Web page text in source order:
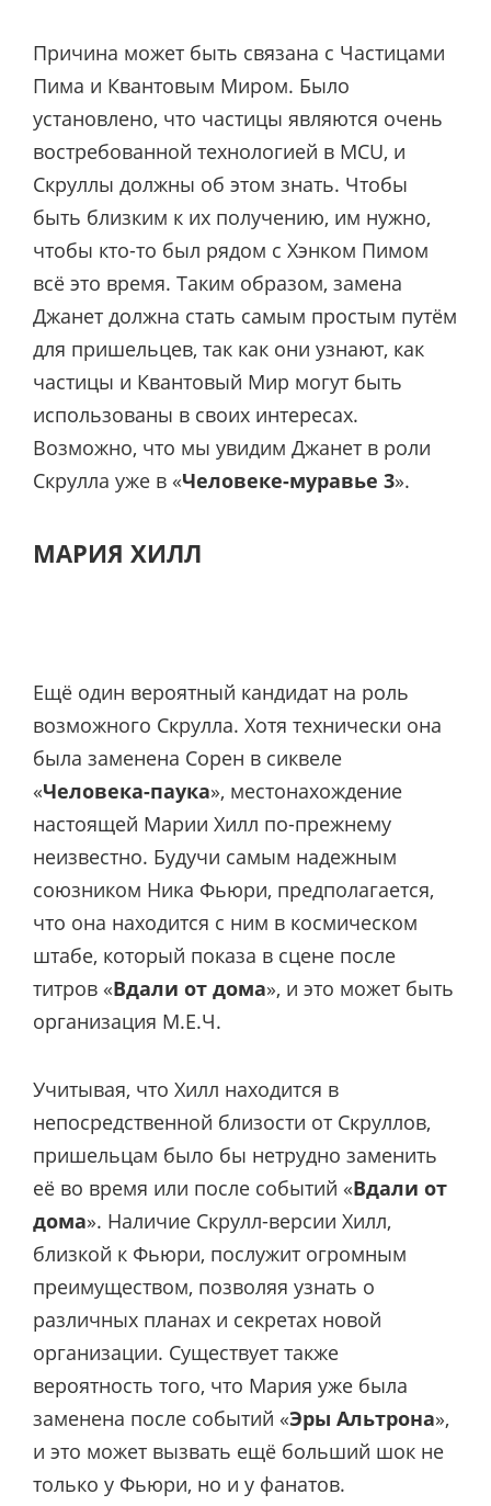
Причина может быть связана с Частицами
Пима и Квантовым Миром. Было
установлено, что частицы являются очень
востребованной технологией в MCU, и
Скруллы должны об этом знать. Чтобы
быть близким к их получению, им нужно,
чтобы кто-то был рядом с Хэнком Пимом
всё это время. Таким образом, замена
Джанет должна стать самым простым путём
для пришельцев, так как они узнают, как
частицы и Квантовый Мир могут быть
использованы в своих интересах.
Возможно, что мы увидим Джанет в роли
Скрулла уже в «Человеке-муравье 3».
МАРИЯ ХИЛЛ
Ещё один вероятный кандидат на роль
возможного Скрулла. Хотя технически она
была заменена Сорен в сиквеле
«Человека-паука», местонахождение
настоящей Марии Хилл по-прежнему
неизвестно. Будучи самым надежным
союзником Ника Фьюри, предполагается,
что она находится с ним в космическом
штабе, который показа в сцене после
титров «Вдали от дома», и это может быть
организация М.Е.Ч.
Учитывая, что Хилл находится в
непосредственной близости от Скруллов,
пришельцам было бы нетрудно заменить
её во время или после событий «Вдали от
дома». Наличие Скрулл-версии Хилл,
близкой к Фьюри, послужит огромным
преимуществом, позволяя узнать о
различных планах и секретах новой
организации. Существует также
вероятность того, что Мария уже была
заменена после событий «Эры Альтрона»,
и это может вызвать ещё больший шок не
только у Фьюри, но и у фанатов.